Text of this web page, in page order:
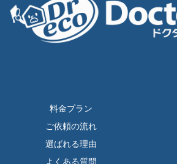
料金プラン
ご依頼の流れ
選ばれる理由
よくある質問